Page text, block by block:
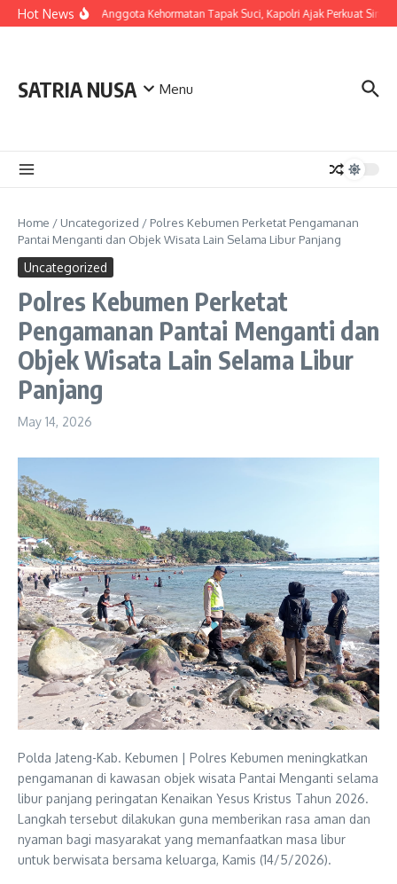
Skip to content
Hot News
LDianugerahi Anggota Kehormatan Tapak Suci, Kapolri Ajak Perkuat
SATRIA NUSA Menu
Home / Uncategorized / Polres Kebumen Perketat Pengamanan
Pantai Menganti dan Objek Wisata Lain Selama Libur Panjang
Uncategorized
Polres Kebumen Perketat
Pengamanan Pantai Menganti dan
Objek Wisata Lain Selama Libur
Panjang
May 14, 2026
Polda Jateng-Kab. Kebumen | Polres Kebumen meningkatkan
pengamanan di kawasan objek wisata Pantai Menganti selama
libur panjang peringatan Kenaikan Yesus Kristus Tahun 2026.
Langkah tersebut dilakukan guna memberikan rasa aman dan
nyaman bagi masyarakat yang memanfaatkan masa libur
untuk berwisata bersama keluarga, Kamis (14/5/2026).